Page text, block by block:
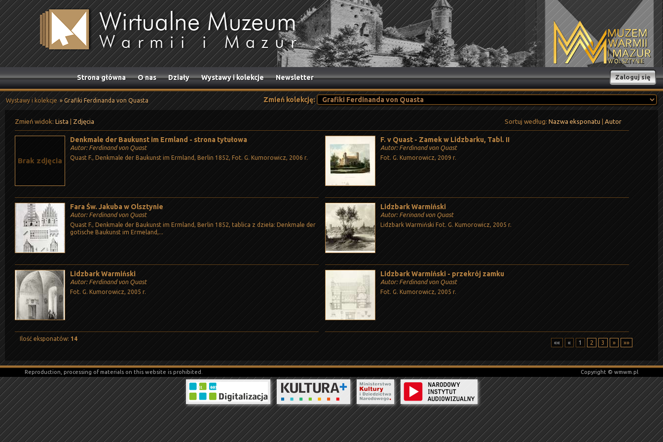
Strona główna O nas Działy Wystawy i kolekcje Newsletter Zaloguj się
Wystawy i kolekcje » Grafiki Ferdinanda von Quasta Zmień kolekcję:
Zmień widok: Lista Zdjęcia Sortuj według:Nazwa eksponatu |Autor
Brak zdjęcia
Denkmale der Baukunst im Ermland - strona tytułowa
Autor: Ferdinand von Quast
Quast F., Denkmale der Baukunst im Ermland, Berlin 1852, Fot. G. Kumorowicz, 2006 r.
F. v Quast - Zamek w Lidzbarku, Tabl. II
Autor: Ferdinand von Quast
Fot. G. Kumorowicz, 2009 r.
Fara Św. Jakuba w Olsztynie
Autor: Ferdinand von Quast
Quast F., Denkmale der Baukunst im Ermland, Berlin 1852, tablica z dzieła: Denkmale der
gotische Baukunst im Ermeland,...
Lidzbark Warmiński
Autor: Ferinand von Quast
Lidzbark Warmiński Fot. G. Kumorowicz, 2005 r.
Lidzbark Warmiński
Autor: Ferdinand von Quast
Fot. G. Kumorowicz, 2005 r.
Lidzbark Warmiński - przekrój zamku
Autor: Ferdinand von Quast
Fot. G. Kumorowicz, 2005 r.
Ilość eksponatów: 14
«« « 1 2 3 » »»
Reproduction, processing of materials on this website is prohibited. Copyright © wmwm.pl